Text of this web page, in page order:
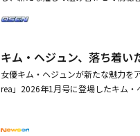
に出させていただきますが、こんな
び、とても貴重な経験になりました
本人でもなく、組織の中でもどこに
あるからこそ、最後には勝たなけれ
つのセリフをビートごとに細かく区
数々の試練を経て戦う者へと覚醒し
映像となっている。あわせて解禁
姪という特別な絆の裏に隠された秘
できない運命に、ジアンが正面から
の幕開け予感させ、さらなる激闘と
ターも引き続き登場する。制作陣も
アートプロジェクトとなっている。
込んだかのように体験できる構成と
（22日）より、韓国の宿泊予約サ
パク・ヒョンシクから広瀬すずまで
展の詳細発表・「ユミの細胞たち」
ット販売をスタートした。キム・ヨ
を始めた。雑誌、広告、アルバムジ
ている。Vogue、Harper's Bazaar、
e、Arena Homme+などの主要マガ
娘！」などがあり、ドラマポスター
にか最推しの社員になってしまった
界8言語で配信、NAVERのウェブ漫
さんはアイドル」（作家：ソンウン
ンという旬の若手スターたちの共
入社員の存在によって、その鉄壁の
キム・ヘジュン、落ち着い
女優キム・ヘジュンが新たな魅力を
rea」2026年1月号に登場したキム
いる。キム・ヘジュンは衣装ごとに